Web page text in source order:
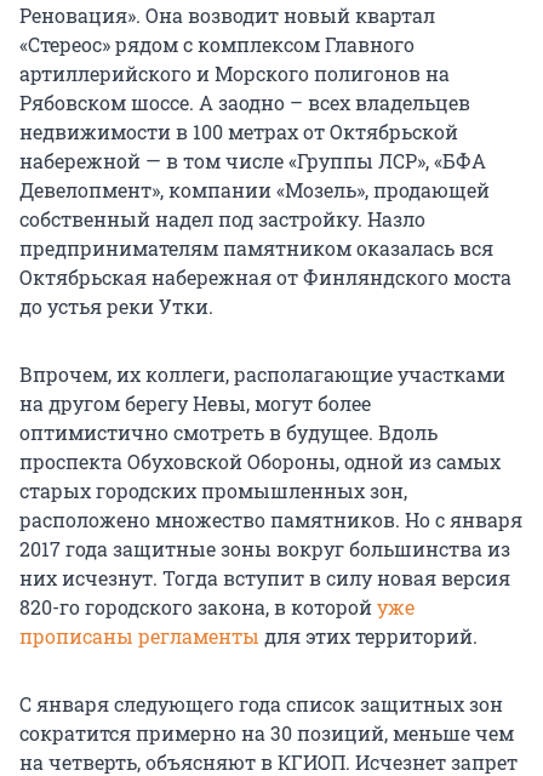
Реновация». Она возводит новый квартал
«Стереос» рядом с комплексом Главного
артиллерийского и Морского полигонов на
Рябовском шоссе. А заодно – всех владельцев
недвижимости в 100 метрах от Октябрьской
набережной — в том числе «Группы ЛСР», «БФА
Девелопмент», компании «Мозель», продающей
собственный надел под застройку. Назло
предпринимателям памятником оказалась вся
Октябрьская набережная от Финляндского моста
до устья реки Утки.
Впрочем, их коллеги, располагающие участками
на другом берегу Невы, могут более
оптимистично смотреть в будущее. Вдоль
проспекта Обуховской Обороны, одной из самых
старых городских промышленных зон,
расположено множество памятников. Но с января
2017 года защитные зоны вокруг большинства из
них исчезнут. Тогда вступит в силу новая версия
820-го городского закона, в которойуже
прописаны регламенты для этих территорий.
С января следующего года список защитных зон
сократится примерно на 30 позиций, меньше чем
на четверть, объясняют в КГИОП. Исчезнет запрет